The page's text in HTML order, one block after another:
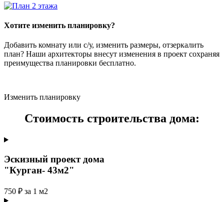
Хотите изменить планировку?
Добавить комнату или с/у, изменить размеры, отзеркалить
план? Наши архитекторы внесут изменения в проект сохраняя
преимущества планировки бесплатно.
Изменить планировку
Стоимость строительства дома:
Эскизный проект дома
"Курган- 43м2"
750 ₽ за 1 м2